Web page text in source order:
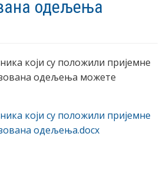
одељења
који су положили пријемне
одељења можете
који су положили пријемне
одељења.docx